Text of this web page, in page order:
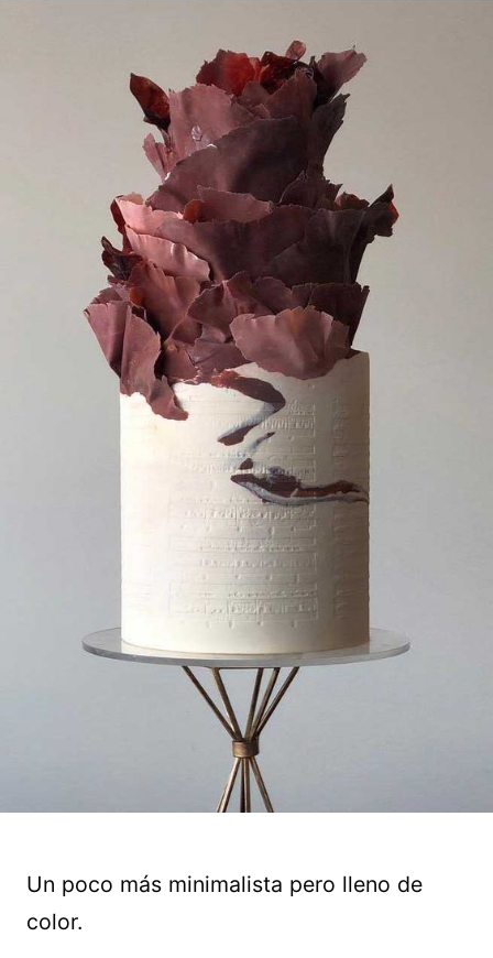
Un poco más minimalista pero lleno de
color.